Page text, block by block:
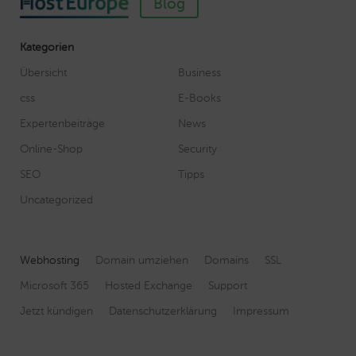
Kategorien
Übersicht
Business
css
E-Books
Expertenbeiträge
News
Online-Shop
Security
SEO
Tipps
Uncategorized
Webhosting Domain umziehen Domains
SSL
Microsoft 365
Hosted Exchange
Support
Jetzt kündigen
Datenschutzerklärung Impressum